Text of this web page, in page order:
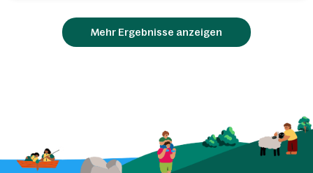
Mehr Ergebnisse anzeigen